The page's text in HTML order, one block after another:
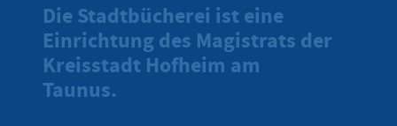
Die Stadtbücherei ist eine
Einrichtung des Magistrats der
Kreisstadt Hofheim am
Taunus.